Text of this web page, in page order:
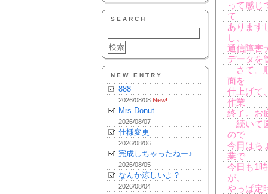
SEARCH
NEW ENTRY
888
2026/08/08 New!
Mrs.Donut
2026/08/07
仕様変更
2026/08/06
完成しちゃったねー♪
2026/08/05
なんか涼しいよ？
2026/08/04
って感じ
て
あります
し、
通信障害
データを
さて。
面を
仕上げて
作業
終了。お
続いて
ので
今日はち
業で
今日も1
が、
やっぱ定